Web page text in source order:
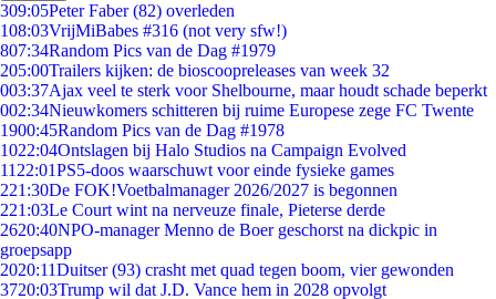
309:05Peter Faber (82) overleden
108:03VrijMiBabes #316 (not very sfw!)
807:34Random Pics van de Dag #1979
205:00Trailers kijken: de bioscoopreleases van week 32
003:37Ajax veel te sterk voor Shelbourne, maar houdt schade beperkt
002:34Nieuwkomers schitteren bij ruime Europese zege FC Twente
1900:45Random Pics van de Dag #1978
1022:04Ontslagen bij Halo Studios na Campaign Evolved
11 22:01PS5-doos waarschuwt voor einde fysieke games
221:30De FOK!Voetbalmanager 2026/2027 is begonnen
221:03Le Court wint na nerveuze finale, Pieterse derde
2620:40NPO-manager Menno de Boer geschorst na dickpic in
groepsapp
2020:11Duitser (93) crasht met quad tegen boom, vier gewonden
3720:03Trump wil dat J.D. Vance hem in 2028 opvolgt